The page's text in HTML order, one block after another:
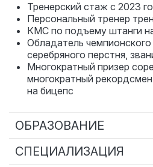
Тренерский стаж с 2023
Персональный тренер
КМС по подъему штанги
Обладатель
серебряного перстня,
Многократный призер
многократный
на бицепс
ОБРАЗОВАНИЕ
IUFAS международный
сообщества -
СПЕЦИАЛИЗАЦИЯ